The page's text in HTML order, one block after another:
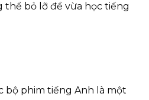
bỏ lỡ để vừa học tiếng
bộ phim tiếng Anh là một